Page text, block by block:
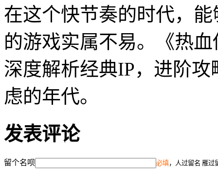
在这个快节奏的时代，
的游戏实属不易。《热
深度解析经典IP，进阶
虑的年代。
发表评论
留个名呗 必填，人过留名 雁过